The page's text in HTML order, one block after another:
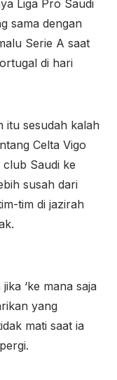
Liga Pro Saudi
sama dengan
Serie A saat
di hari
itu sesudah kalah
Celta Vigo
Saudi ke
susah dari
tim di jazirah
‘ke mana saja
yang
mati saat ia